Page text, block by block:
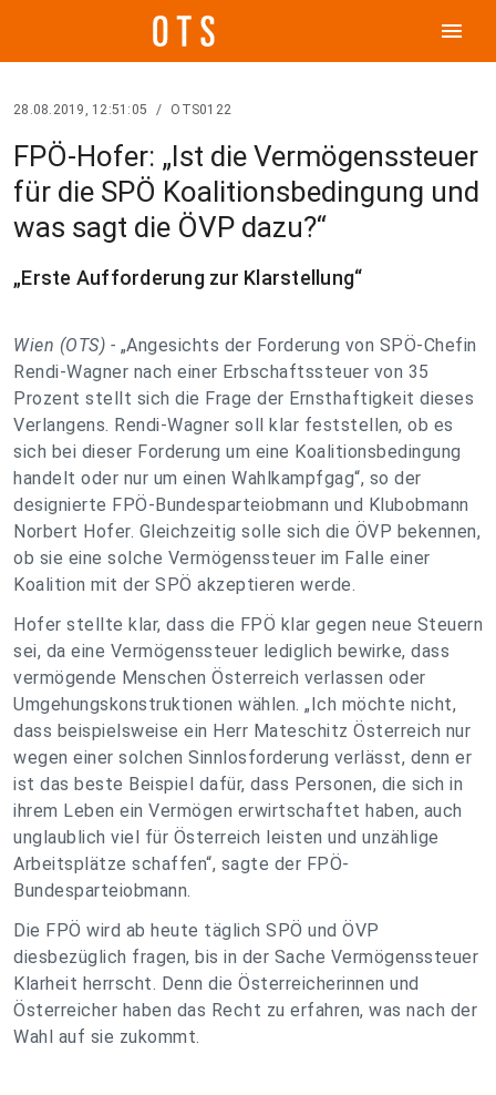
menu
28.08.2019, 12:51:05 / OTS0122
FPÖ-Hofer: „Ist die Vermögenssteuer
für die SPÖ Koalitionsbedingung und
was sagt die ÖVP dazu?“
„Erste Aufforderung zur Klarstellung“
Wien (OTS) - „Angesichts der Forderung von SPÖ-Chefin
Rendi-Wagner nach einer Erbschaftssteuer von 35
Prozent stellt sich die Frage der Ernsthaftigkeit dieses
Verlangens. Rendi-Wagner soll klar feststellen, ob es
sich bei dieser Forderung um eine Koalitionsbedingung
handelt oder nur um einen Wahlkampfgag“, so der
designierte FPÖ-Bundesparteiobmann und Klubobmann
Norbert Hofer. Gleichzeitig solle sich die ÖVP bekennen,
ob sie eine solche Vermögenssteuer im Falle einer
Koalition mit der SPÖ akzeptieren werde.
Hofer stellte klar, dass die FPÖ klar gegen neue Steuern
sei, da eine Vermögenssteuer lediglich bewirke, dass
vermögende Menschen Österreich verlassen oder
Umgehungskonstruktionen wählen. „Ich möchte nicht,
dass beispielsweise ein Herr Mateschitz Österreich nur
wegen einer solchen Sinnlosforderung verlässt, denn er
ist das beste Beispiel dafür, dass Personen, die sich in
ihrem Leben ein Vermögen erwirtschaftet haben, auch
unglaublich viel für Österreich leisten und unzählige
Arbeitsplätze schaffen“, sagte der FPÖ-
Bundesparteiobmann.
Die FPÖ wird ab heute täglich SPÖ und ÖVP
diesbezüglich fragen, bis in der Sache Vermögenssteuer
Klarheit herrscht. Denn die Österreicherinnen und
Österreicher haben das Recht zu erfahren, was nach der
Wahl auf sie zukommt.